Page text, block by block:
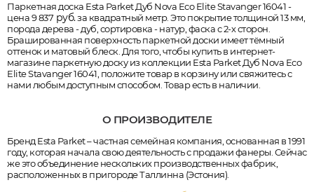
Паркетная доска Esta Parket Дуб Nova Eco Elite Stavanger 16041 -
цена 9 837 руб.за квадратный метр. Это покрытие толщиной 13 мм,
порода дерева - дуб, сортировка - натур, фаска с 2-х сторон.
Брашированная поверхность паркетной доски имеет тёмный
оттенок и матовый блеск. Для того, чтобы купить в интернет-
магазине паркетную доску из коллекции Esta Parket Дуб Nova Eco
Elite Stavanger 16041, положите товар в корзину или свяжитесь с
нами любым доступным способом. Товар есть в наличии.
О ПРОИЗВОДИТЕЛЕ
Бренд Esta Parket – частная семейная компания, основанная в 1991
году, которая начала свою деятельность с продажи фанеры. Сейчас
же это объединение нескольких производственных фабрик,
расположенных в пригороде Таллинна (Эстония).